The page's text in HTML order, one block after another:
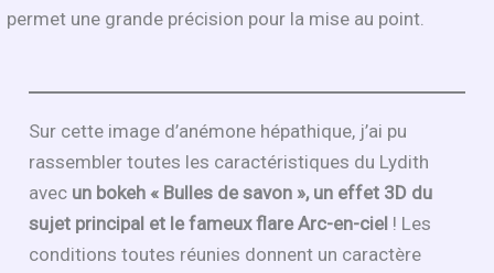
permet une grande précision pour la mise au point.
Sur cette image d’anémone hépathique, j’ai pu
rassembler toutes les caractéristiques du Lydith
avec un bokeh « Bulles de savon », un effet 3D du
sujet principal et le fameux flare Arc-en-ciel ! Les
conditions toutes réunies donnent un caractère